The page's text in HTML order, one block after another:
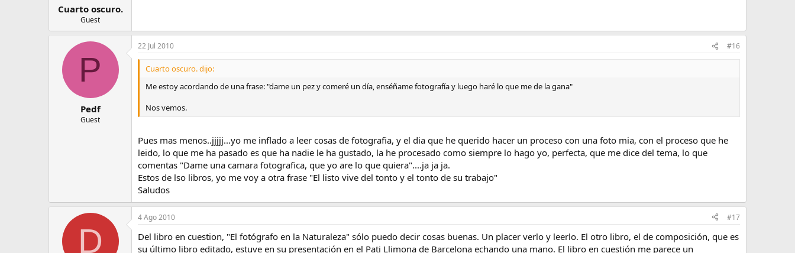
Cuarto oscuro.
Guest
P
Pedf
Guest
22 Jul 2010 #16
Cuarto oscuro. dijo:
Me estoy acordando de una frase: "dame un pez y comeré un día, enséñame fotografía y luego haré lo que me de la gana"
Nos vemos.
Pues mas menos..jjjjj...yo me inflado a leer cosas de fotografia, y el dia que he querido hacer un proceso con una foto mia, con el proceso que he
leido, lo que me ha pasado es que ha nadie le ha gustado, la he procesado como siempre lo hago yo, perfecta, que me dice del tema, lo que
comentas "Dame una camara fotografica, que yo are lo que quiera"....ja ja ja.
Estos de lso libros, yo me voy a otra frase "El listo vive del tonto y el tonto de su trabajo"
Saludos
D
4 Ago 2010 #17
Del libro en cuestion, "El fotógrafo en la Naturaleza" sólo puedo decir cosas buenas. Un placer verlo y leerlo. El otro libro, el de composición, que es
su último libro editado, estuve en su presentación en el Pati Llimona de Barcelona echando una mano. El libro en cuestión me parece un